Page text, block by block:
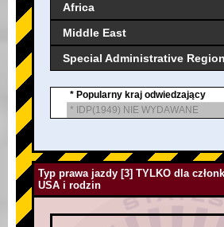
Africa
Middle East
Special Administrative Region
* Popularny kraj odwiedzający
* IDP(1949) NIE WYDAWANE
Typ prawa jazdy [3] TYLKO dla
USA i rodzin